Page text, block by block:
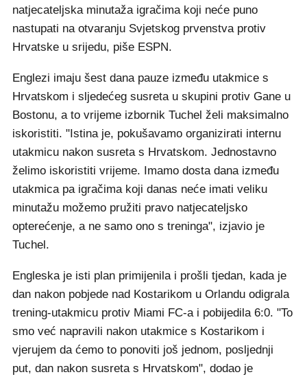
natjecateljska minutaža igračima koji neće puno
nastupati na otvaranju Svjetskog prvenstva protiv
Hrvatske u srijedu, piše ESPN.
Englezi imaju šest dana pauze između utakmice s
Hrvatskom i sljedećeg susreta u skupini protiv Gane u
Bostonu, a to vrijeme izbornik Tuchel želi maksimalno
iskoristiti. "Istina je, pokušavamo organizirati internu
utakmicu nakon susreta s Hrvatskom. Jednostavno
želimo iskoristiti vrijeme. Imamo dosta dana između
utakmica pa igračima koji danas neće imati veliku
minutažu možemo pružiti pravo natjecateljsko
opterećenje, a ne samo ono s treninga", izjavio je
Tuchel.
Engleska je isti plan primijenila i prošli tjedan, kada je
dan nakon pobjede nad Kostarikom u Orlandu odigrala
trening-utakmicu protiv Miami FC-a i pobijedila 6:0. "To
smo već napravili nakon utakmice s Kostarikom i
vjerujem da ćemo to ponoviti još jednom, posljednji
put, dan nakon susreta s Hrvatskom", dodao je